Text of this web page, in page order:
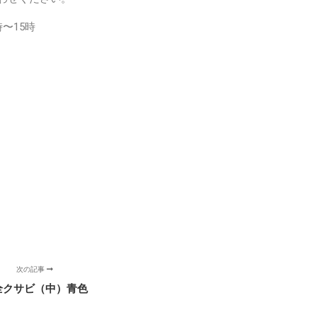
15時
次の記事
クサビ（中）青色